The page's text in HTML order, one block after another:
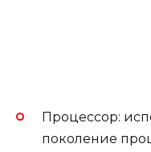
Процессор:
поколение